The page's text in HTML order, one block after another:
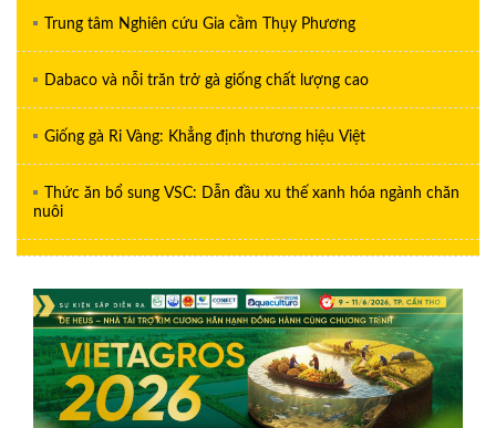
Trung tâm Nghiên cứu Gia cầm Thụy Phương
Dabaco và nỗi trăn trở gà giống chất lượng cao
Giống gà Ri Vàng: Khẳng định thương hiệu Việt
Thức ăn bổ sung VSC: Dẫn đầu xu thế xanh hóa ngành chăn
nuôi